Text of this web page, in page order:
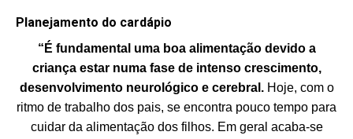
Planejamento do cardápio
“É fundamental uma boa alimentação devido a
criança estar numa fase de intenso crescimento,
desenvolvimento neurológico e cerebral.Hoje, com o
ritmo de trabalho dos pais, se encontra pouco tempo para
cuidar da alimentação dos filhos. Em geral acaba-se